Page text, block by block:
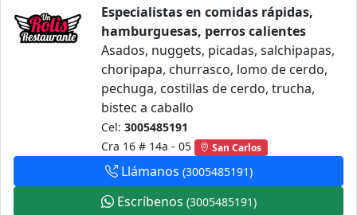
Especialistas en comidas rápidas,
hamburguesas, perros calientes
Asados, nuggets, picadas, salchipapas,
choripapa, churrasco, lomo de cerdo,
pechuga, costillas de cerdo, trucha,
bistec a caballo
Cel: 3005485191
Cra 16 # 14a - 05
San Carlos
Llámanos (3005485191)
Escríbenos (3005485191)